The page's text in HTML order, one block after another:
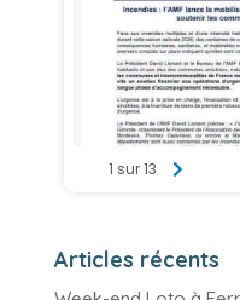
Articles récents